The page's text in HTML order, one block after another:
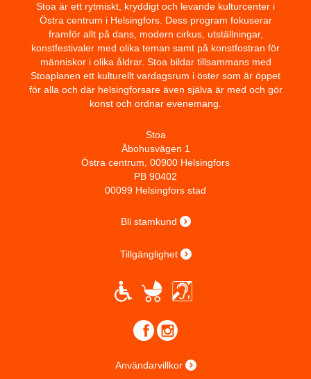
Stoa är ett rytmiskt, kryddigt och levande kulturcenter i
Östra centrum i Helsingfors. Dess program fokuserar
framför allt på dans, modern cirkus, utställningar,
konstfestivaler med olika teman samt på konstfostran för
människor i olika åldrar. Stoa bildar tillsammans med
Stoaplanen ett kulturellt vardagsrum i öster som är öppet
för alla och där helsingforsare även själva är med och gör
konst och ordnar evenemang.
Stoa
Åbohusvägen 1
Östra centrum, 00900 Helsingfors
PB 90402
00099 Helsingfors stad
Bli stamkund
Tillgänglighet
Användarvillkor